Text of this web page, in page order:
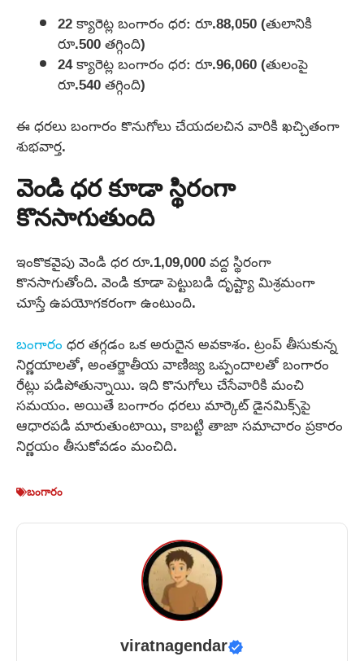
22 క్యారెట్ల బంగారం ధర: రూ.88,050 (తులానికి
రూ.500 తగ్గింది)
24 క్యారెట్ల బంగారం ధర: రూ.96,060 (తులంపై
రూ.540 తగ్గింది)
ఈ ధరలు బంగారం కొనుగోలు చేయదలచిన వారికి ఖచ్చితంగా
శుభవార్త.
వెండి ధర కూడా స్థిరంగా
కొనసాగుతుంది
ఇంకొకవైపు వెండి ధర రూ.1,09,000 వద్ద స్థిరంగా
కొనసాగుతోంది. వెండి కూడా పెట్టుబడి దృష్ట్యా మిశ్రమంగా
చూస్తే ఉపయోగకరంగా ఉంటుంది.
బంగారంధర తగ్గడం ఒక అరుదైన అవకాశం. ట్రంప్ తీసుకున్న
నిర్ణయాలతో, అంతర్జాతీయ వాణిజ్య ఒప్పందాలతో బంగారం
రేట్లు పడిపోతున్నాయి. ఇది కొనుగోలు చేసేవారికి మంచి
సమయం. అయితే బంగారం ధరలు మార్కెట్ డైనమిక్స్‌పై
ఆధారపడి మారుతుంటాయి, కాబట్టి తాజా సమాచారం ప్రకారం
నిర్ణయం తీసుకోవడం మంచిది.
బంగారం
viratnagendar